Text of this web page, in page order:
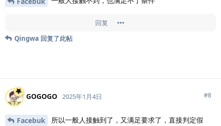
回复
Qingwa 回复了此帖
GOGOGO 2025年1月4日 #8
Facebuk 所以一般人接触到了，又满足要求了，直接判定假